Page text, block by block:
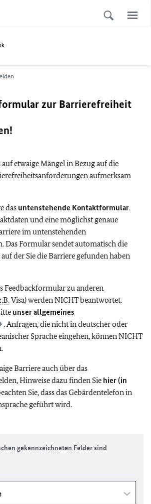
zur Barrierefreiheit
etwaige Mängel in Bezug auf die
aufmerksam
das untenstehende Kontaktformular.
und eine möglichst genaue
im untenstehenden
Das Formular sendet automatisch die
auf der Sie die Barriere gefunden haben
Feedbackformular zu anderen
Visa) werden NICHT beantwortet.
unser allgemeines
. Anfragen, die nicht in deutscher oder
Sprache eingehen, können NICHT
Barriere auch über das
Hinweise dazu finden Sie hier (in
Sie, dass das Gebärdentelefon in
geführt wird.
gekennzeichneten Felder sind